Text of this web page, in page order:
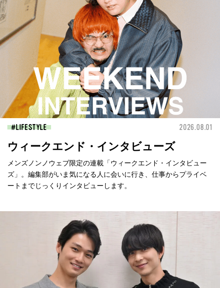
LIFESTYLE 2026.08.01
ウィークエンド・インタビューズ
メンズノンノウェブ限定の連載「ウィークエンド・インタビュー
ズ」。編集部がいま気になる人に会いに行き、仕事からプライベ
ートまでじっくりインタビューします。